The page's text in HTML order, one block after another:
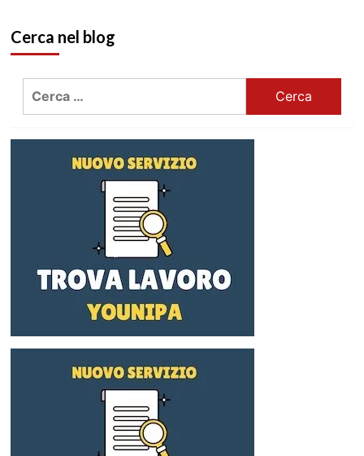
Cerca nel blog